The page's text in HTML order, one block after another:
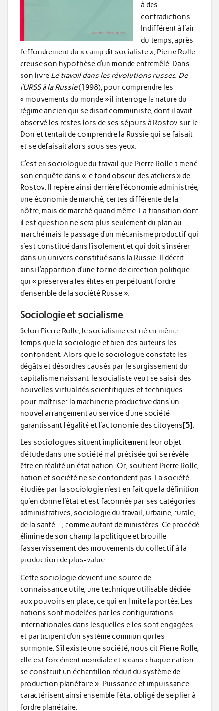
à des
contradictions.
Indifférent à l’air
du temps, après
l’effondrement du « camp dit socialiste », Pierre Rolle
creuse son hypothèse d’un monde entremêlé. Dans
son livre Le travail dans les révolutions russes. De
l’URSS à la Russie(1998), pour comprendre les
« mouvements du monde » il interroge la nature du
régime ancien qui se disait communiste, dont il avait
observé les restes lors de ses séjours à Rostov sur le
Don et tentait de comprendre la Russie qui se faisait
et se défaisait alors sous ses yeux.
C’est en sociologue du travail que Pierre Rolle a mené
son enquête dans « le fond obscur des ateliers » de
Rostov. Il repère ainsi derrière l’économie administrée,
une économie de marché, certes différente de la
nôtre, mais de marché quand même. La transition dont
il est question ne sera plus seulement du plan au
marché mais le passage d’un mécanisme productif qui
s’est constitué dans l’isolement et qui doit s’insérer
dans un univers constitué sans la Russie. Il décrit
ainsi l’apparition d’une forme de direction politique
qui « préservera les élites en perpétuant l’ordre
d’ensemble de la société Russe ».
Sociologie et socialisme
Selon Pierre Rolle, le socialisme est né en même
temps que la sociologie et bien des auteurs les
confondent. Alors que le sociologue constate les
dégâts et désordres causés par le surgissement du
capitalisme naissant, le socialiste veut se saisir des
nouvelles virtualités scientifiques et techniques
pour maîtriser la machinerie productive dans un
nouvel arrangement au service d’une société
garantissant l’égalité et l’autonomie des citoyens[5].
Les sociologues situent implicitement leur objet
d’étude dans une société mal précisée qui se révèle
être en réalité un état nation. Or, soutient Pierre Rolle,
nation et société ne se confondent pas. La société
étudiée par la sociologie n’est en fait que la définition
qu’en donne l’état et est façonnée par ses catégories
administratives, sociologie du travail, urbaine, rurale,
de la santé…, comme autant de ministères. Ce procédé
élimine de son champ la politique et brouille
l’asservissement des mouvements du collectif à la
production de plus-value.
Cette sociologie devient une source de
connaissance utile, une technique utilisable dédiée
aux pouvoirs en place, ce qui en limite la portée. Les
nations sont modelées par les configurations
internationales dans lesquelles elles sont engagées
et participent d’un système commun qui les
surmonte. S’il existe une société, nous dit Pierre Rolle,
elle est forcément mondiale et « dans chaque nation
se construit un échantillon réduit du système de
production planétaire ». Puissance et impuissance
caractérisent ainsi ensemble l’état obligé de se plier à
l’ordre planétaire.